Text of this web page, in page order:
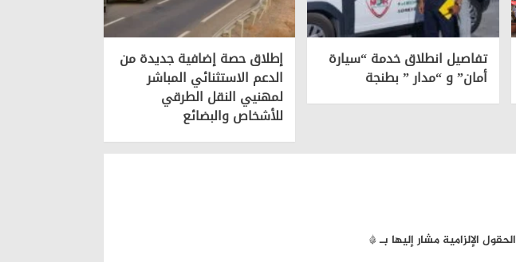
تفاصيل انطلاق خدمة “سيارة
أمان” و “مدار ” بطنجة
إطلاق حصة إضافية جديدة من
الدعم الاستثنائي المباشر
لمهنيي النقل الطرقي
للأشخاص والبضائع
الحقول الإلزامية مشار إليها بـ*